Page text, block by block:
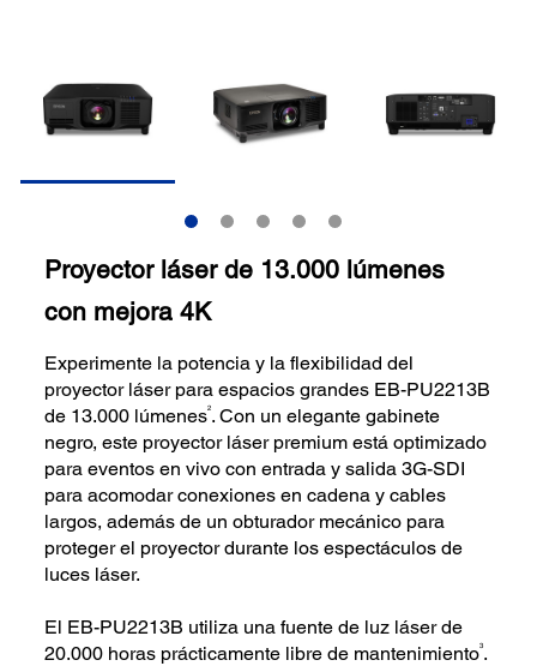
Proyector láser de 13.000 lúmenes
con mejora 4K
Experimente la potencia y la flexibilidad del
proyector láser para espacios grandes EB-PU2213B
de 13.000 lúmenes2. Con un elegante gabinete
negro, este proyector láser premium está optimizado
para eventos en vivo con entrada y salida 3G-SDI
para acomodar conexiones en cadena y cables
largos, además de un obturador mecánico para
proteger el proyector durante los espectáculos de
luces láser.
El EB-PU2213B utiliza una fuente de luz láser de
20.000 horas prácticamente libre de mantenimiento3.